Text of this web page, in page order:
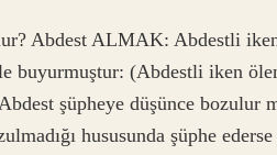
Abdest ALMAK: Abdestli
buyurmuştur: (Abdestli iken
şüpheye düşünce bozulur
hususunda şüphe ederse